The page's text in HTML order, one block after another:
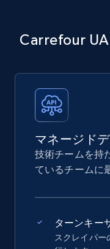
Carrefour
マネージド
技術チームを持
ているチームに
ターンキー
スクレイパー